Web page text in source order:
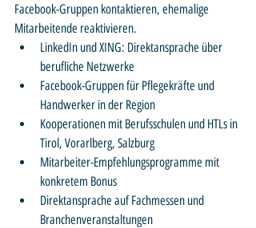
Facebook-Gruppen kontaktieren, ehemalige
Mitarbeitende reaktivieren.
LinkedIn und XING: Direktansprache über
berufliche Netzwerke
Facebook-Gruppen für Pflegekräfte und
Handwerker in der Region
Kooperationen mit Berufsschulen und HTLs in
Tirol, Vorarlberg, Salzburg
Mitarbeiter-Empfehlungsprogramme mit
konkretem Bonus
Direktansprache auf Fachmessen und
Branchenveranstaltungen